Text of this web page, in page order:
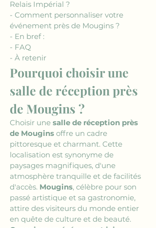
Relais Impérial ?
- Comment personnaliser votre
événement près de Mougins ?
- En bref :
- FAQ
- À retenir
Pourquoi choisir une
salle de réception près
de Mougins ?
Choisir une salle de réception près
de Mougins offre un cadre
pittoresque et charmant. Cette
localisation est synonyme de
paysages magnifiques, d'une
atmosphère tranquille et de facilités
d'accès. Mougins, célèbre pour son
passé artistique et sa gastronomie,
attire des visiteurs du monde entier
en quête de culture et de beauté.